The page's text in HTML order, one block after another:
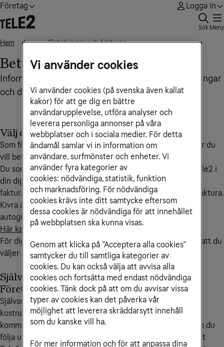
Företag Logga in
Sök Meny
Hem • • • Betalningar och fakturor
Betalningar och fakturor
Information, frågor och svar om allt som rör betalningar
och ditt företags fakturor från Tele2 Företag
Välj det betalningssätt som passar dig
Som företagskund hos Tele2 har du möjlighet att välja hur du
vill betala dina fakturor.
Du som är ansluten till Kivra har kan få din faktura från Tele2 i
din digitala brevlåda. Vänligen notera att vi då tar en
fakturaavgift på 59 kr/månad, precis som för en pappersfaktura.
Kivra är inte tillgängligt om du väljer att få din faktura via
autogiro eller e-faktura.
Här kan du läsa mer om Kivra för företag.
För dig som vill slippa fakturaavgiften rekommenderar vi att du
väljer antingenpdf-faktura,e-fakturaellerautogiro
Självservice för betalningar via Mitt Tele2
Företag
Självservice gör det enklare för dig att ha kontroll över
kostnader och annat som rör ditt företags
kommunikationstjänster hos Tele2.
Som företagskund kan du
följa upp dina fakturor via Mitt Tele2 Företag. Använd Mitt
Vi använder cookies
Vi använder cookies (på svenska även kallat
kakor) för att ge dig en bättre
användarupplevelse, utföra analyser och
leverera personliga annonser på våra
webbplatser och i sociala medier. För detta
ändamål samlar vi in information om
användare, surfmönster och enheter. Vi
använder fyra kategorier av
cookies: nödvändiga, statistik, funktion
och marknadsföring. För nödvändiga
cookies krävs inte ditt samtycke eftersom
dessa cookies är nödvändiga för att innehållet
på webbplatsen ska kunna visas.
Genom att klicka på ”Acceptera alla cookies”
samtycker du till samtliga kategorier av
cookies. Du kan också välja att avvisa alla
cookies och fortsätta med endast nödvändiga
cookies. Tänk dock på att om du avvisar vissa
typer av cookies kan det påverka vår
möjlighet att leverera skräddarsytt innehåll
som du kanske vill ha.
För mer information och för att anpassa dina